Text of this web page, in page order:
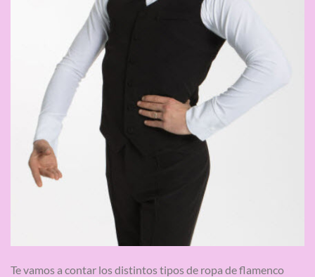
Te vamos a contar los distintos tipos de ropa de flamenco